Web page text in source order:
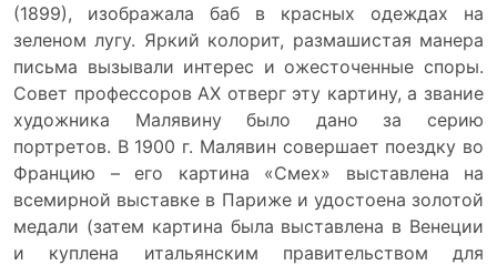
(1899), изображала баб в красных одеждах на
зеленом лугу. Яркий колорит, размашистая манера
письма вызывали интерес и ожесточенные споры.
Совет профессоров АХ отверг эту картину, а звание
художника Малявину было дано за серию
портретов. В 1900 г. Малявин совершает поездку во
Францию – его картина «Смех» выставлена на
всемирной выставке в Париже и удостоена золотой
медали (затем картина была выставлена в Венеции
и куплена итальянским правительством для